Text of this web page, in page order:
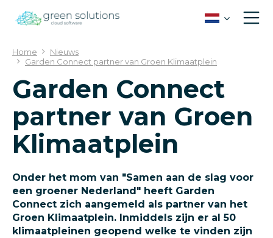
Home
Nieuws
Garden Connect partner van Groen Klimaatplein
Garden Connect
partner van Groen
Klimaatplein
Onder het mom van "Samen aan de slag voor
een groener Nederland" heeft Garden
Connect zich aangemeld als partner van het
Groen Klimaatplein. Inmiddels zijn er al 50
klimaatpleinen geopend welke te vinden zijn